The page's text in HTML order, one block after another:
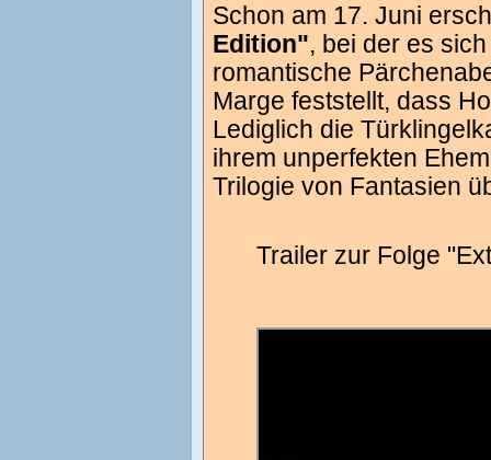
Schon am 17. Juni
Edition", bei der es
romantische
Marge feststellt, dass
Lediglich die
ihrem unperfekten
Trilogie von Fantasien
Trailer zur Folge